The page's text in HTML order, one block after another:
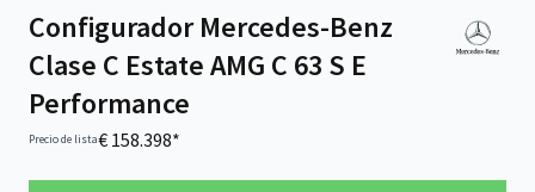
Configurador Mercedes-Benz
Clase C Estate AMG C 63 S E
Performance
Precio de lista€ 158.398*